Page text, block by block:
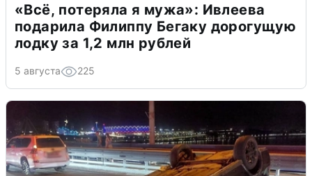
«Всё, потеряла я мужа»: Ивлеева
подарила Филиппу Бегаку дорогущую
лодку за 1,2 млн рублей
5 августа 225